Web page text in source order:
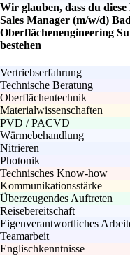
Wir glauben, dass du
Sales Manager (m/w/d)
Oberflächenengineering
bestehen
Vertriebserfahrung
Technische Beratung
Oberflächentechnik
Materialwissenschaften
PVD / PACVD
Wärmebehandlung
Nitrieren
Photonik
Technisches Know-how
Kommunikationsstärke
Überzeugendes Auftreten
Reisebereitschaft
Eigenverantwortliches
Teamarbeit
Englischkenntnisse